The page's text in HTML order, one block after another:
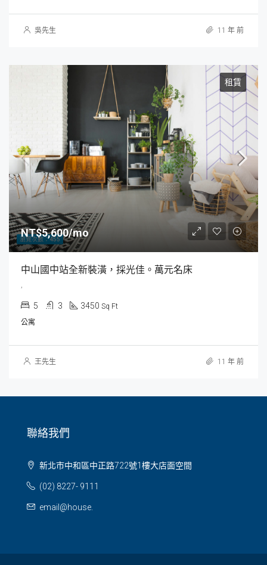
吳先生 11 年 前
租賃
瀏覽次數：455
NT$5,600/mo
中山國中站全新裝潢，採光佳。萬元名床
5 3 3450 Sq Ft
公寓
王先生 11 年 前
聯絡我們
新北市中和區中正路722號1樓大店面空間
(02) 8227- 9111
email@house.